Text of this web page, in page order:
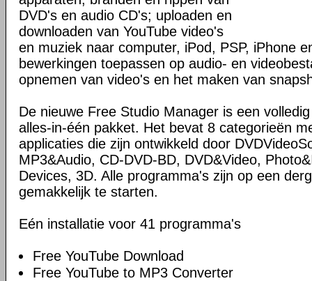
DVD's en audio CD's; uploaden en
downloaden van YouTube video's
en muziek naar computer, iPod, PSP, iPhone
bewerkingen toepassen op audio- en
opnemen van video's en het maken van
De nieuwe Free Studio Manager is een
alles-in-één pakket. Het bevat 8 categorieën
applicaties die zijn ontwikkeld door
MP3&Audio, CD-DVD-BD, DVD&Video,
Devices, 3D. Alle programma's zijn op een
gemakkelijk te starten.
Eén installatie voor 41 programma's
Free YouTube Download
Free YouTube to MP3 Converter